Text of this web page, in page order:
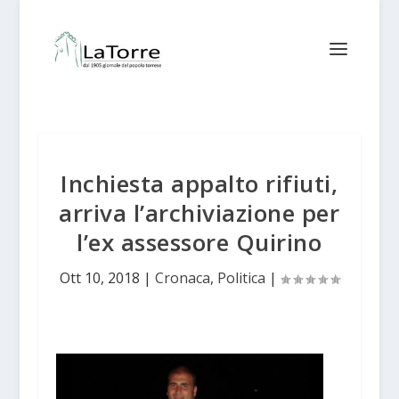
Inchiesta appalto rifiuti,
arriva l’archiviazione per
l’ex assessore Quirino
Ott 10, 2018 | Cronaca, Politica |